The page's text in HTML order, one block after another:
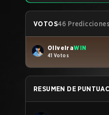
VOTOS46 Predicciones
OliveiraWIN
41 Votos
RESUMEN DE